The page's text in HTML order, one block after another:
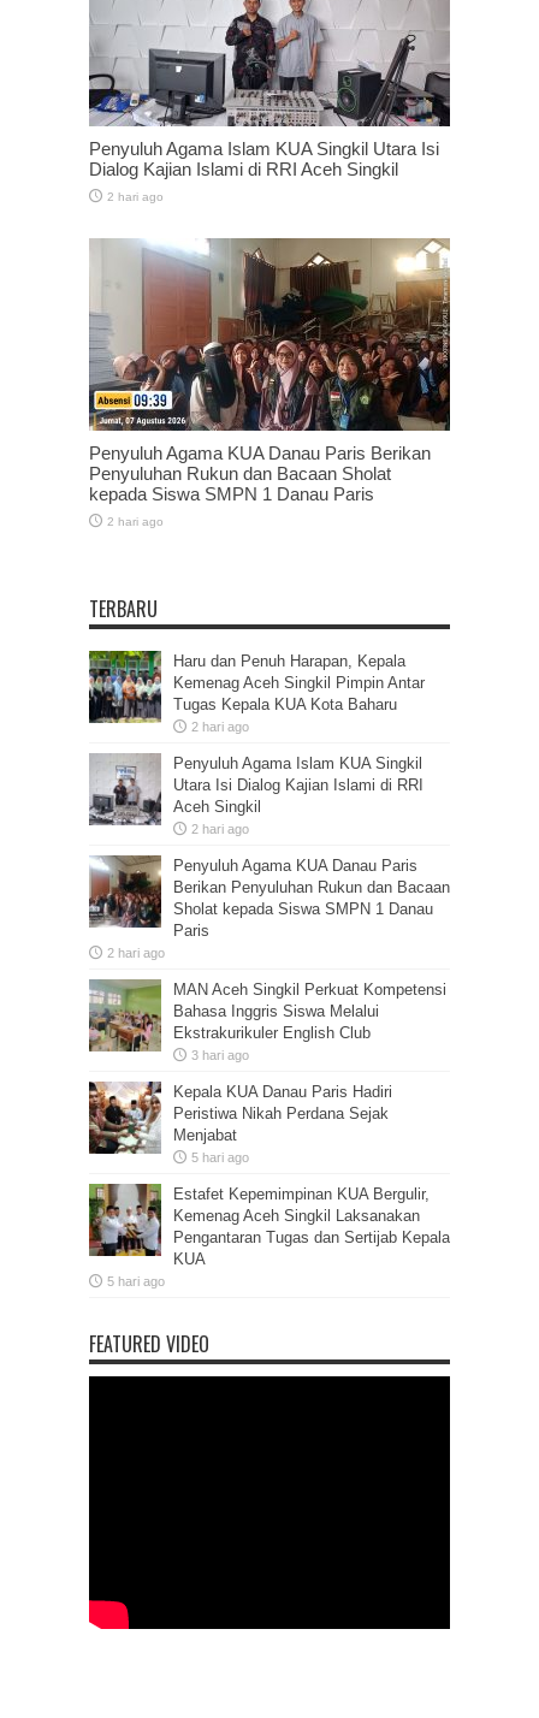
Penyuluh Agama Islam KUA Singkil Utara Isi
Dialog Kajian Islami di RRI Aceh Singkil
2 hari ago
Penyuluh Agama KUA Danau Paris Berikan
Penyuluhan Rukun dan Bacaan Sholat
kepada Siswa SMPN 1 Danau Paris
2 hari ago
TERBARU
Haru dan Penuh Harapan, Kepala
Kemenag Aceh Singkil Pimpin Antar
Tugas Kepala KUA Kota Baharu
2 hari ago
Penyuluh Agama Islam KUA Singkil
Utara Isi Dialog Kajian Islami di RRI
Aceh Singkil
2 hari ago
Penyuluh Agama KUA Danau Paris
Berikan Penyuluhan Rukun dan Bacaan
Sholat kepada Siswa SMPN 1 Danau
Paris
2 hari ago
MAN Aceh Singkil Perkuat Kompetensi
Bahasa Inggris Siswa Melalui
Ekstrakurikuler English Club
3 hari ago
Kepala KUA Danau Paris Hadiri
Peristiwa Nikah Perdana Sejak
Menjabat
5 hari ago
Estafet Kepemimpinan KUA Bergulir,
Kemenag Aceh Singkil Laksanakan
Pengantaran Tugas dan Sertijab Kepala
KUA
5 hari ago
FEATURED VIDEO